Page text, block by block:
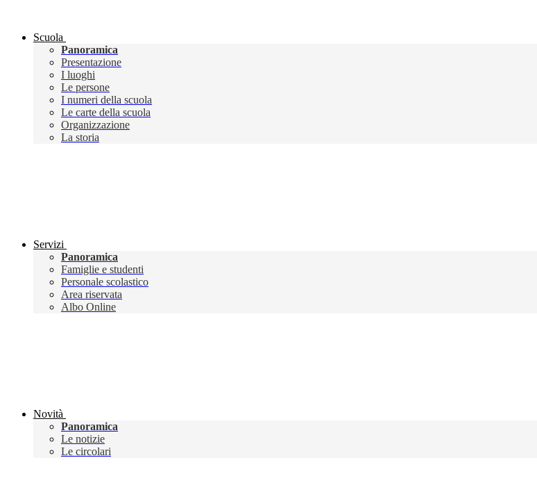
Scuola
Panoramica
Presentazione
I luoghi
Le persone
I numeri della scuola
Le carte della scuola
Organizzazione
La storia
Servizi
Panoramica
Famiglie e studenti
Personale scolastico
Area riservata
Albo Online
Novità
Panoramica
Le notizie
Le circolari